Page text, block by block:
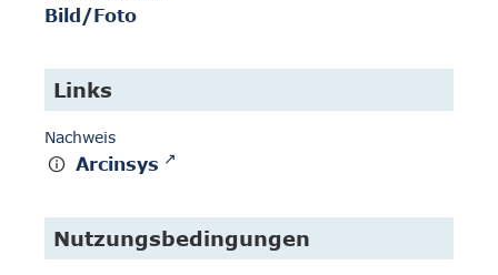
Bild/Foto
Links
Nachweis
Arcinsys
Nutzungsbedingungen